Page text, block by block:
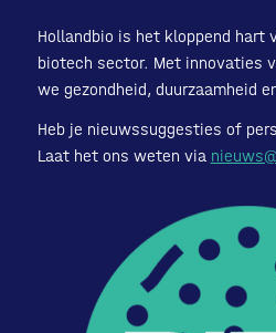
Hollandbio is het kloppend hart
biotech sector. Met innovaties
we gezondheid, duurzaamheid
Heb je nieuwssuggesties of
Laat het ons weten via